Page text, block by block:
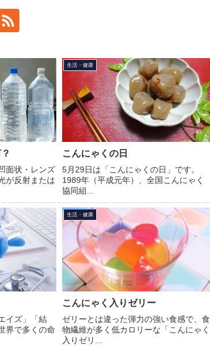
面状・レンズ
が反射または
生活・健康
こんにゃくの日
5月29日は「こんにゃくの日」です。
1989年（平成元年）、全国こんにゃく
協同組...
イズ」「結
界で多くの命
生活・健康
こんにゃく入りゼリー
ゼリーとは違った弾力の強い食感で、食
物繊維が多く低カロリーな「こんにゃく
入りゼリ...